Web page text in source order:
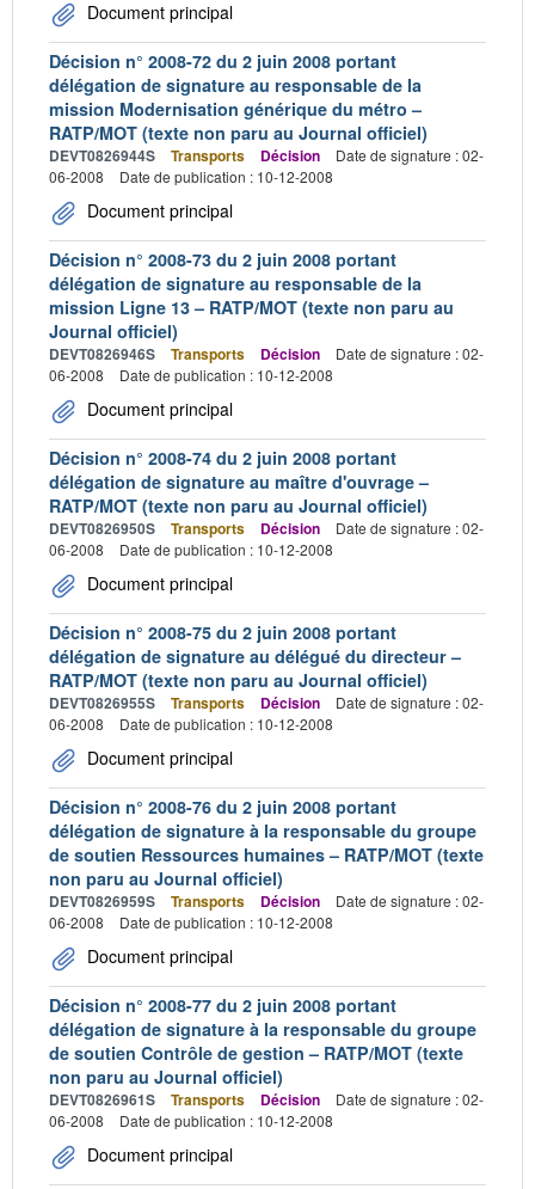
Document principal
Décision n° 2008-72 du 2 juin 2008 portant
délégation de signature au responsable de la
mission Modernisation générique du métro –
RATP/MOT (texte non paru au Journal officiel)
DEVT0826944S Transports Décision
Date de signature : 02-
06-2008
Date de publication : 10-12-2008
Document principal
Décision n° 2008-73 du 2 juin 2008 portant
délégation de signature au responsable de la
mission Ligne 13 – RATP/MOT (texte non paru au
Journal officiel)
DEVT0826946S Transports Décision
Date de signature : 02-
06-2008
Date de publication : 10-12-2008
Document principal
Décision n° 2008-74 du 2 juin 2008 portant
délégation de signature au maître d'ouvrage –
RATP/MOT (texte non paru au Journal officiel)
DEVT0826950S Transports Décision
Date de signature : 02-
06-2008
Date de publication : 10-12-2008
Document principal
Décision n° 2008-75 du 2 juin 2008 portant
délégation de signature au délégué du directeur –
RATP/MOT (texte non paru au Journal officiel)
DEVT0826955S Transports Décision
Date de signature : 02-
06-2008
Date de publication : 10-12-2008
Document principal
Décision n° 2008-76 du 2 juin 2008 portant
délégation de signature à la responsable du groupe
de soutien Ressources humaines – RATP/MOT (texte
non paru au Journal officiel)
DEVT0826959S Transports Décision
Date de signature : 02-
06-2008
Date de publication : 10-12-2008
Document principal
Décision n° 2008-77 du 2 juin 2008 portant
délégation de signature à la responsable du groupe
de soutien Contrôle de gestion – RATP/MOT (texte
non paru au Journal officiel)
DEVT0826961S Transports Décision
Date de signature : 02-
06-2008
Date de publication : 10-12-2008
Document principal